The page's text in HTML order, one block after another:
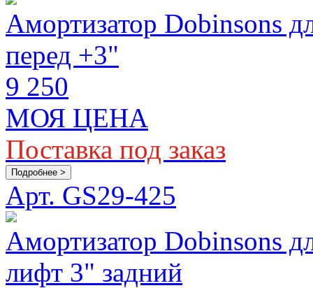
Амортизатор Dobinsons
перед +3"
9 250
МОЯ ЦЕНА
Поставка под заказ
Подробнее >
Арт. GS29-425
Амортизатор Dobinsons
лифт 3" задний